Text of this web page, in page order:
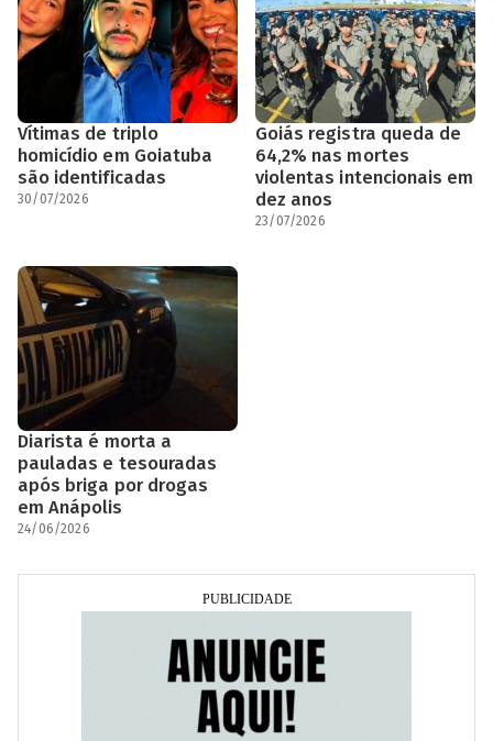
Vítimas de triplo
homicídio em Goiatuba
são identificadas
30/07/2026
Goiás registra queda de
64,2% nas mortes
violentas intencionais em
dez anos
23/07/2026
Diarista é morta a
pauladas e tesouradas
após briga por drogas
em Anápolis
24/06/2026